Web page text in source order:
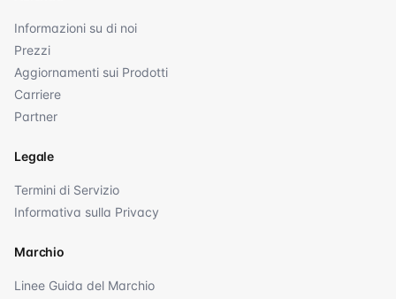
Informazioni su di noi
Prezzi
Aggiornamenti sui Prodotti
Carriere
Partner
Legale
Termini di Servizio
Informativa sulla Privacy
Marchio
Linee Guida del Marchio